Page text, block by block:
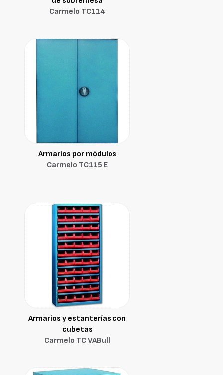
Carmelo TC114
Armarios por módulos
Carmelo TC115 E
Armarios y estanterías con
cubetas
Carmelo TC VABull